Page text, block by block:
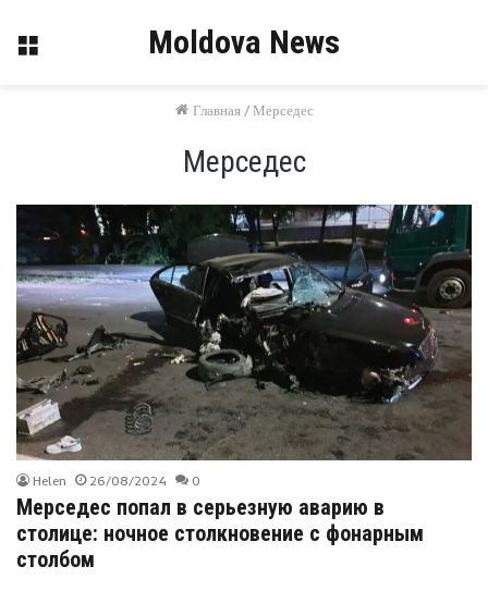
Меню Moldova News
Главная / Мерседес
Мерседес
Helen 26/08/2024 0
Мерседес попал в серьезную аварию в
столице: ночное столкновение с фонарным
столбом